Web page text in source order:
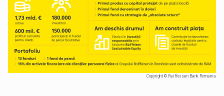
Copyright © Raiffeisen Bank Romania